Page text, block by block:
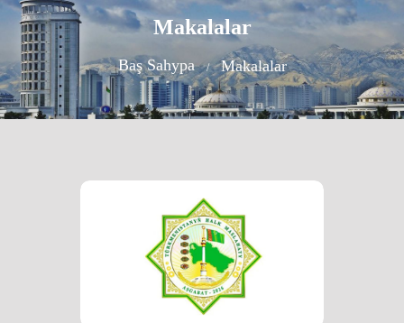
Makalalar
Baş Sahypa Makalalar